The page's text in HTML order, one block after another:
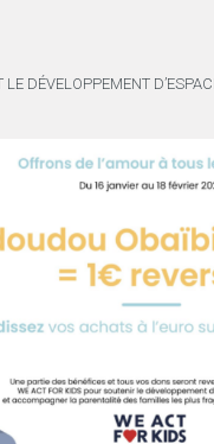
LE DÉVELOPPEMENT